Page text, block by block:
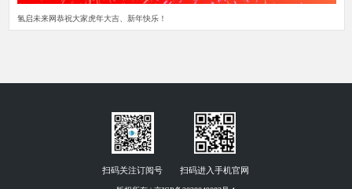
氢启未来网恭祝大家虎年大吉、新年快乐！
扫码关注订阅号 扫码进入手机官网